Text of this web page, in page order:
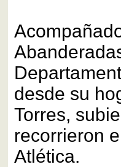
desde su
Torres,
recorrieron
Atlética.